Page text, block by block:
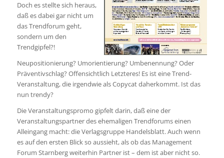
Doch es stellte sich heraus,
daß es dabei gar nicht um
das Trendforum geht,
sondern um den
Trendgipfel?!
Neupositionierung? Umorientierung? Umbenennung? Oder
Präventivschlag? Offensichtlich Letzteres! Es ist eine Trend-
Veranstaltung, die irgendwie als Copycat daherkommt. Ist das
nun trendy?
Die Veranstaltungspromo gipfelt darin, daß eine der
Veranstaltungspartner des ehemaligen Trendforums einen
Alleingang macht: die Verlagsgruppe Handelsblatt. Auch wenn
es auf den ersten Blick so aussieht, als ob das Management
Forum Starnberg weiterhin Partner ist – dem ist aber nicht so.